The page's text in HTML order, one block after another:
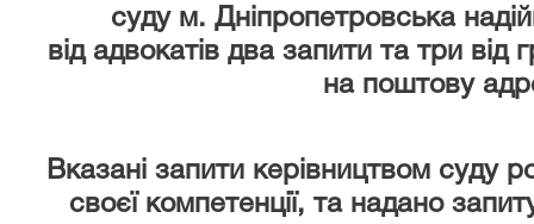
суду м. Дніпропетровська
від адвокатів два запити та три
на поштову
Вказані запити керівництвом суду
своєї компетенції, та надано